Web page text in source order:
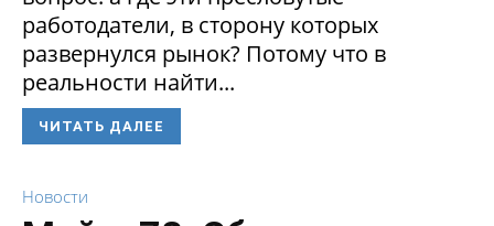
работодатели, в сторону которых
развернулся рынок? Потому что в
реальности найти...
ЧИТАТЬ ДАЛЕЕ
Новости